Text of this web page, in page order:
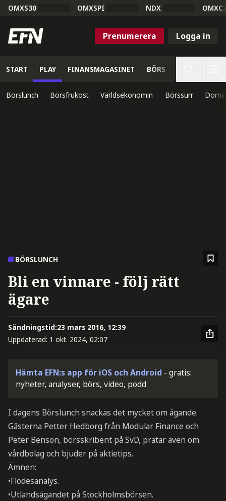
OMXS30 OMXSPI NDX
Prenumerera Logga in
START PLAY FINANSMAGASINET BÖRS
Börslunch Börsfrukost Världsekonomin Börssurr
BÖRSLUNCH
Bli en vinnare - följ rätt
ägare
Sändningstid:23 mars 2016, 12:39
Uppdaterad: 1 okt. 2024, 02:07
Hämta EFN:s app för iOS och Android - gratis:
nyheter, analyser, börs, video, podd
I dagens Börslunch snackas det mycket om ägande.
Gästerna Petter Hedborg från Modular Finance och
Peter Benson, börsskribent på SvD, pratar även om
vårdbolag och bjuder på aktietips.
Ämnen:
•Flödesanalys.
•Utlandsägandet på Stockholmsbörsen.